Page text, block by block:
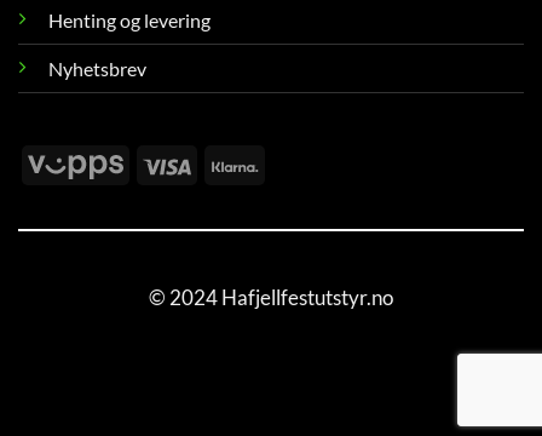
Henting og levering
Nyhetsbrev
Vipps Visa
© 2024 Hafjellfestutstyr.no